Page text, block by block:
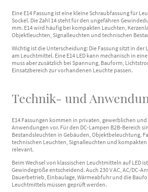
Eine E14 Fassung ist eine kleine Schraubfassung für
Sockel. Die Zahl 14 steht für den ungefähren
mm. E14 wird häufig bei kompakten Leuchten,
Objektleuchten, Signalleuchten und technischen
Wichtig ist die Unterscheidung: Die Fassung sitzt in der
am Leuchtmittel. Eine E14 LED kann mechanisch in eine
muss aber zusätzlich bei Spannung, Bauform,
Einsatzbereich zur vorhandenen Leuchte passen.
Technik- und
E14 Fassungen kommen in privaten, gewerblichen
Anwendungen vor. Für den DC-Lampen B2B-Bereich
Bestandsleuchten in Gebäuden, Objektbeleuchtung,
technischen Leuchten, Signalleuchten und
relevant.
Beim Wechsel von klassischen Leuchtmitteln auf LED
Gewindegröße entscheidend. Auch 230 V AC, AC/DC-
Dauerbetrieb, Einbaulage, Wärmeabfuhr und die
Leuchtmittels müssen geprüft werden.